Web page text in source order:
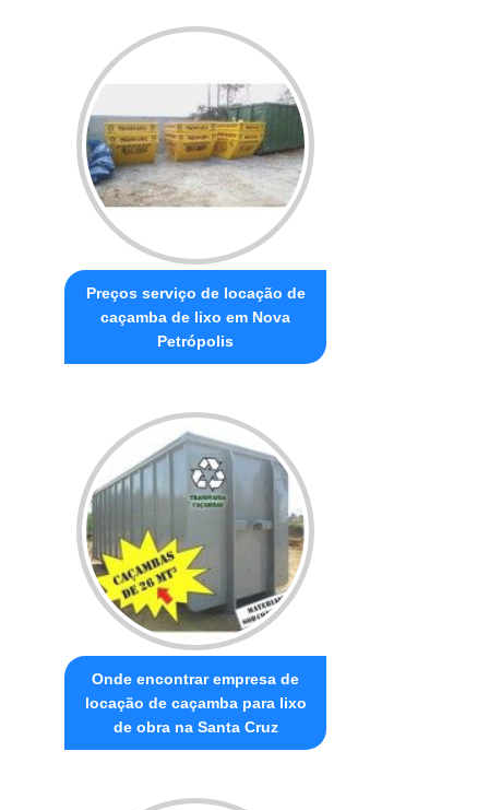
Preços serviço de locação de
caçamba de lixo em Nova
Petrópolis
Onde encontrar empresa de
locação de caçamba para lixo
de obra na Santa Cruz